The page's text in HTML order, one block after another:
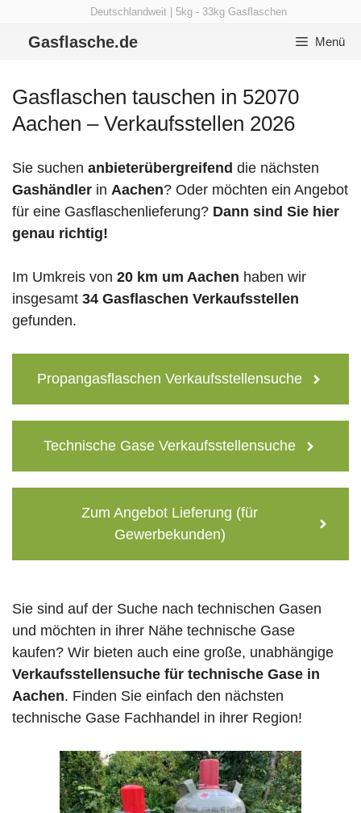
Deutschlandweit | 5kg - 33kg Gasflaschen
Gasflasche.de Menü
Gasflaschen tauschen in 52070
Aachen – Verkaufsstellen 2026
Sie suchen anbieterübergreifend die nächsten
Gashändler in Aachen? Oder möchten ein Angebot
für eine Gasflaschenlieferung? Dann sind Sie hier
genau richtig!
Im Umkreis von 20 km um Aachen haben wir
insgesamt 34 Gasflaschen Verkaufsstellen
gefunden.
Propangasflaschen Verkaufsstellensuche
Technische Gase Verkaufsstellensuche
Zum Angebot Lieferung (für
Gewerbekunden)
Sie sind auf der Suche nach technischen Gasen
und möchten in ihrer Nähe technische Gase
kaufen? Wir bieten auch eine große, unabhängige
Verkaufsstellensuche für technische Gase in
Aachen. Finden Sie einfach den nächsten
technische Gase Fachhandel in ihrer Region!